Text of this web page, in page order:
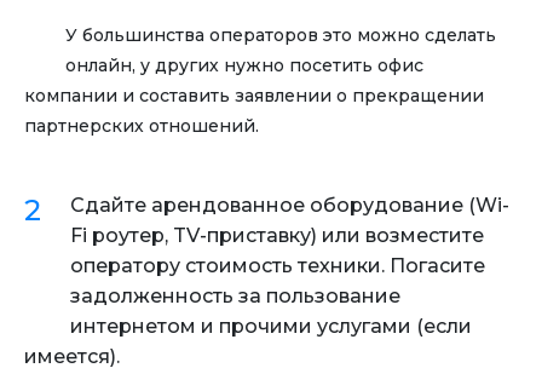
У большинства операторов это можно сделать
онлайн, у других нужно посетить офис
компании и составить заявлении о прекращении
партнерских отношений.
Сдайте арендованное оборудование (Wi-
Fi роутер, TV-приставку) или возместите
оператору стоимость техники. Погасите
задолженность за пользование
интернетом и прочими услугами (если
имеется).